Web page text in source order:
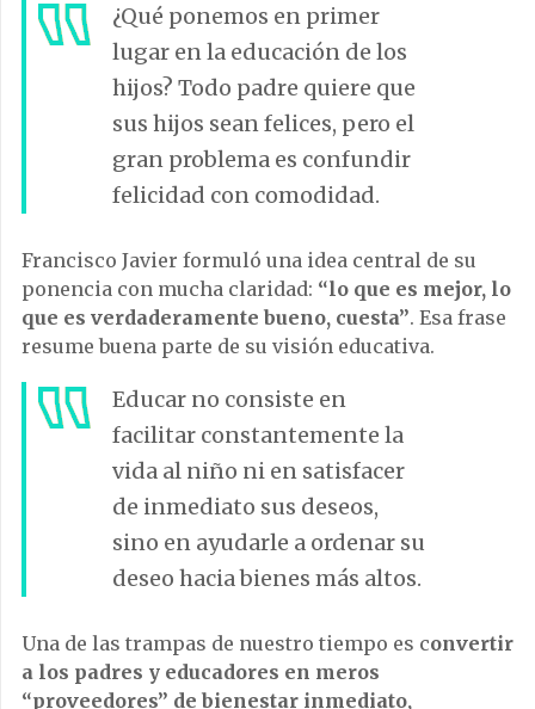
¿Qué ponemos en primer
lugar en la educación de los
hijos? Todo padre quiere que
sus hijos sean felices, pero el
gran problema es confundir
felicidad con comodidad.
Francisco Javier formuló una idea central de su
ponencia con mucha claridad: “lo que es mejor, lo
que es verdaderamente bueno, cuesta”. Esa frase
resume buena parte de su visión educativa.
Educar no consiste en
facilitar constantemente la
vida al niño ni en satisfacer
de inmediato sus deseos,
sino en ayudarle a ordenar su
deseo hacia bienes más altos.
Una de las trampas de nuestro tiempo es convertir
a los padres y educadores en meros
“proveedores” de bienestar inmediato,